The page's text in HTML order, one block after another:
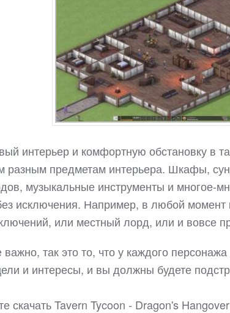
интерьер и комфортную обстановку в
разным предметам интерьера. Шкафы,
музыкальные инструменты и многое-
исключения. Например, в любой момент
или местный лорд, или и вовсе
так это то, что у каждого
и интересы, и вы должны будете
скачать Tavern Tycoon - Dragon's